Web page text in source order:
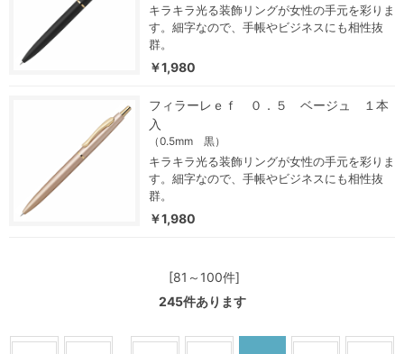
キラキラ光る装飾リングが女性の手元を彩りま
す。細字なので、手帳やビジネスにも相性抜
群。
￥1,980
フィラーレｅｆ ０．５ ベージュ １本
入
（0.5mm 黒）
キラキラ光る装飾リングが女性の手元を彩りま
す。細字なので、手帳やビジネスにも相性抜
群。
￥1,980
[81～100件]
245件あります